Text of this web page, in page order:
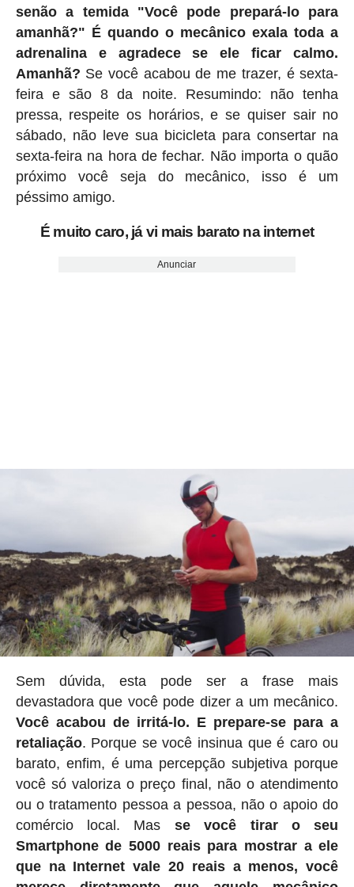
senão a temida "Você pode prepará-lo para
amanhã?" É quando o mecânico exala toda a
adrenalina e agradece se ele ficar calmo.
Amanhã? Se você acabou de me trazer, é sexta-
feira e são 8 da noite. Resumindo: não tenha
pressa, respeite os horários, e se quiser sair no
sábado, não leve sua bicicleta para consertar na
sexta-feira na hora de fechar. Não importa o quão
próximo você seja do mecânico, isso é um
péssimo amigo.
É muito caro, já vi mais barato na internet
Anunciar
Sem dúvida, esta pode ser a frase mais
devastadora que você pode dizer a um mecânico.
Você acabou de irritá-lo. E prepare-se para a
retaliação. Porque se você insinua que é caro ou
barato, enfim, é uma percepção subjetiva porque
você só valoriza o preço final, não o atendimento
ou o tratamento pessoa a pessoa, não o apoio do
comércio local. Mas se você tirar o seu
Smartphone de 5000 reais para mostrar a ele
que na Internet vale 20 reais a menos, você